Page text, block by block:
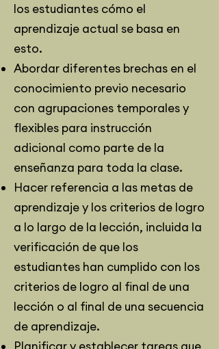
los estudiantes cómo el
aprendizaje actual se basa en
esto.
Abordar diferentes brechas en el
conocimiento previo necesario
con agrupaciones temporales y
flexibles para instrucción
adicional como parte de la
enseñanza para toda la clase.
Hacer referencia a las metas de
aprendizaje y los criterios de logro
a lo largo de la lección, incluida la
verificación de que los
estudiantes han cumplido con los
criterios de logro al final de una
lección o al final de una secuencia
de aprendizaje.